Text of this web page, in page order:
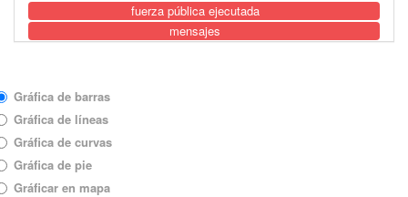
fuerza pública ejecutada
mensajes
Gráfica de barras
Gráfica de líneas
Gráfica de curvas
Gráfica de pie
Gráficar en mapa